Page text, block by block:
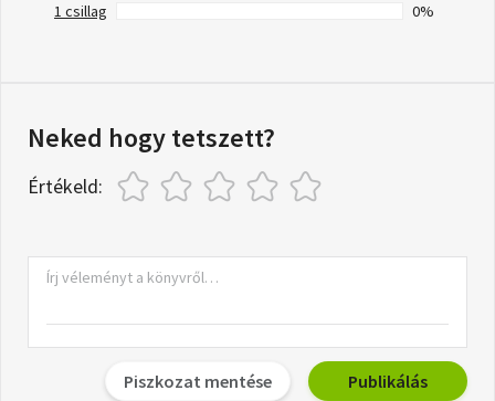
1 csillag
0%
Neked hogy tetszett?
Értékeld:
Piszkozat mentése Publikálás